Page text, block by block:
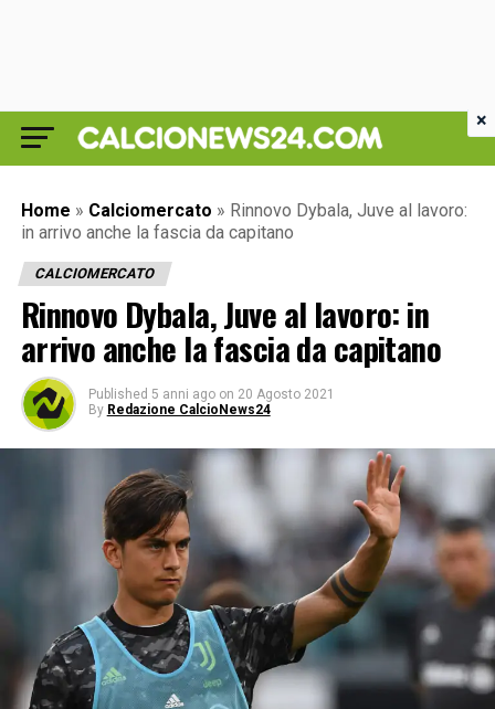
Home » Calciomercato » Rinnovo Dybala, Juve al lavoro:
in arrivo anche la fascia da capitano
CALCIOMERCATO
Rinnovo Dybala, Juve al lavoro: in
arrivo anche la fascia da capitano
Published 5 anni ago on 20 Agosto 2021
By Redazione CalcioNews24
×